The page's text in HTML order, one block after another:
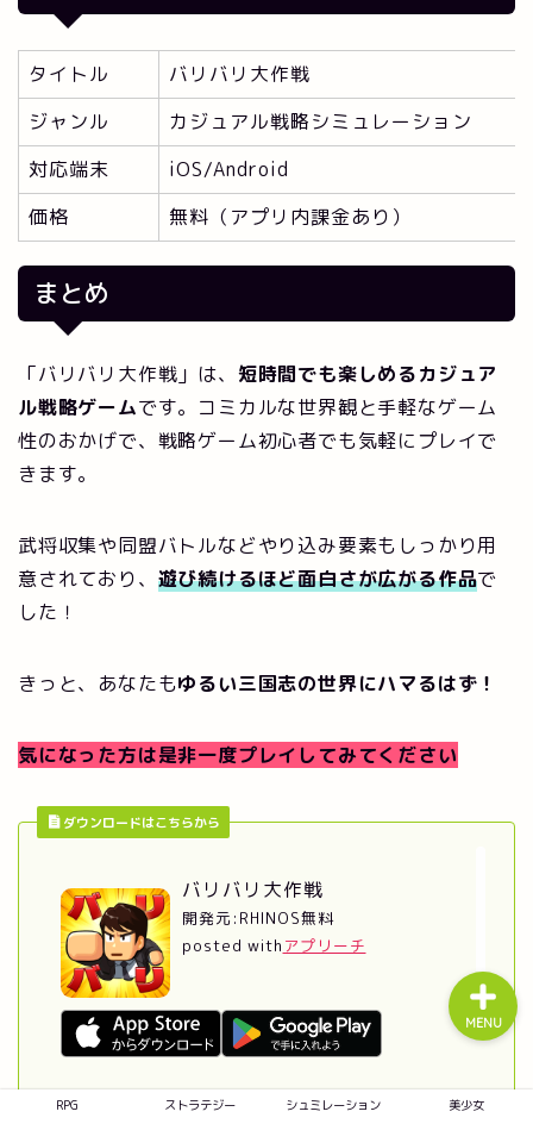
タイトル
バリバリ大作戦
ジャンル
カジュアル戦略シミュレーション
対応端末
iOS/Android
価格
無料（アプリ内課金あり）
まとめ
「バリバリ大作戦」は、 短時間でも楽しめるカジュア
ル戦略ゲームです。コミカルな世界観と手軽なゲーム
性のおかげで、戦略ゲーム初心者でも気軽にプレイで
きます。
武将収集や同盟バトルなどやり込み要素もしっかり用
意されており、 遊び続けるほど面白さが広がる作品で
した！
きっと、あなたもゆるい三国志の世界にハマるはず！
気になった方は是非一度プレイしてみてください
ダウンロードはこちらから
バリバリ大作戦
開発元: RHINOS無料
posted with アプリーチ
RPG ストラテジー シュミレーション 美少女
MENU
RPG
ストラテジー
シュミレーション